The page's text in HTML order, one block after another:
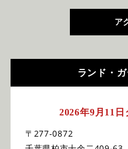
ア
ランド・
2026年9月11
〒277-0872